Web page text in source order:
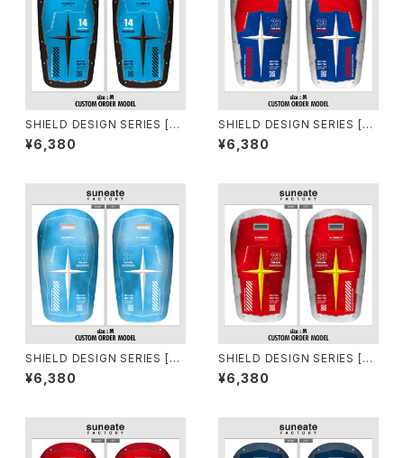
SHIELD DESIGN SERIES [AZ
ZURRO NERO]
¥6,380
SHIELD DESIGN SERIES [T
RICOLORE]
¥6,380
SHIELD DESIGN SERIES [SK
Y]
¥6,380
SHIELD DESIGN SERIES [S
CARET]
¥6,380